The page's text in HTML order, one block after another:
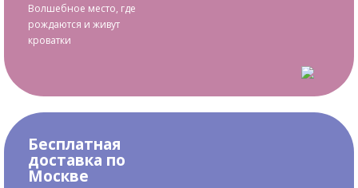
Волшебное место, где
рождаются и живут
кроватки
Бесплатная
доставка по
Москве